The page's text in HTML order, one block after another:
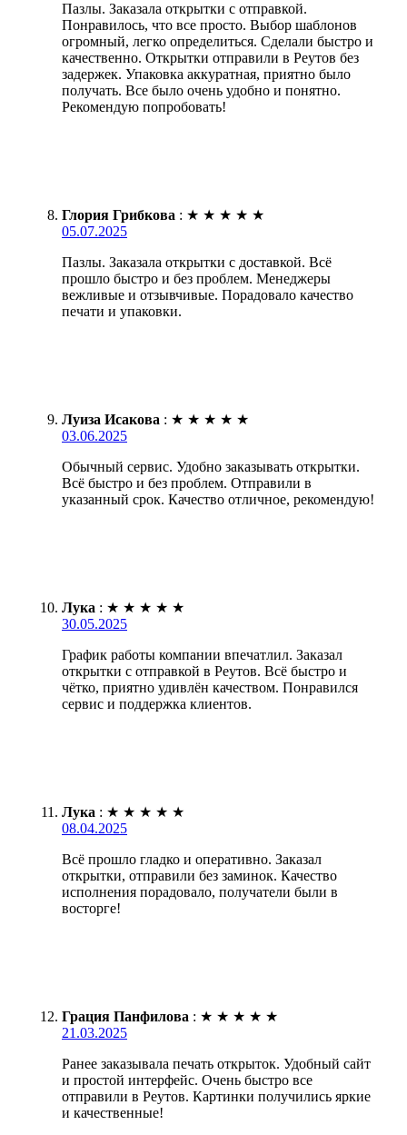
Пазлы. Заказала открытки с отправкой.
Понравилось, что все просто. Выбор шаблонов
огромный, легко определиться. Сделали быстро и
качественно. Открытки отправили в Реутов без
задержек. Упаковка аккуратная, приятно было
получать. Все было очень удобно и понятно.
Рекомендую попробовать!
Глория Грибкова : ★ ★ ★ ★ ★
05.07.2025
Пазлы. Заказала открытки с доставкой. Всё
прошло быстро и без проблем. Менеджеры
вежливые и отзывчивые. Порадовало качество
печати и упаковки.
Луиза Исакова : ★ ★ ★ ★ ★
03.06.2025
Обычный сервис. Удобно заказывать открытки.
Всё быстро и без проблем. Отправили в
указанный срок. Качество отличное, рекомендую!
Лука : ★ ★ ★ ★ ★
30.05.2025
График работы компании впечатлил. Заказал
открытки с отправкой в Реутов. Всё быстро и
чётко, приятно удивлён качеством. Понравился
сервис и поддержка клиентов.
Лука : ★ ★ ★ ★ ★
08.04.2025
Всё прошло гладко и оперативно. Заказал
открытки, отправили без заминок. Качество
исполнения порадовало, получатели были в
восторге!
Грация Панфилова : ★ ★ ★ ★ ★
21.03.2025
Ранее заказывала печать открыток. Удобный сайт
и простой интерфейс. Очень быстро все
отправили в Реутов. Картинки получились яркие
и качественные!